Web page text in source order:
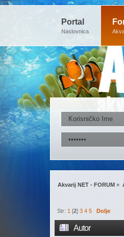
Portal
Naslovnica
Akvarij NET - FORUM »
Str:1 [2]3 4 5 Dolje
Autor